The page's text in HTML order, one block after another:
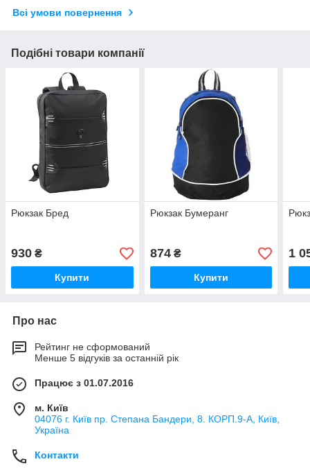
Всі умови повернення
Подібні товари компанії
Рюкзак Бред
930 ₴
Купити
Рюкзак Бумеранг
874₴
Купити
1
Про нас
Рейтинг не сформований
Менше 5 відгуків за останній рік
Працює з 01.07.2016
м. Київ
04076 г. Київ пр. Степана Бандери, 8. КОРП.9-А, Київ,
Україна
Контакти